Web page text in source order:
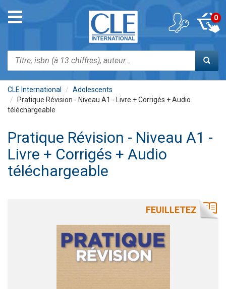
contenu
Toggle
navigation
Rechercher
0
CLE International
Adolescents
Pratique Révision - Niveau A1 - Livre + Corrigés + Audio
téléchargeable
Pratique Révision - Niveau A1 -
Livre + Corrigés + Audio
téléchargeable
FEUILLETEZ